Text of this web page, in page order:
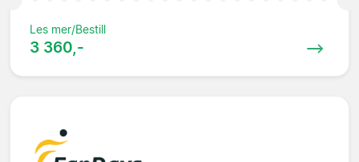
Les mer/Bestill
3 360,-